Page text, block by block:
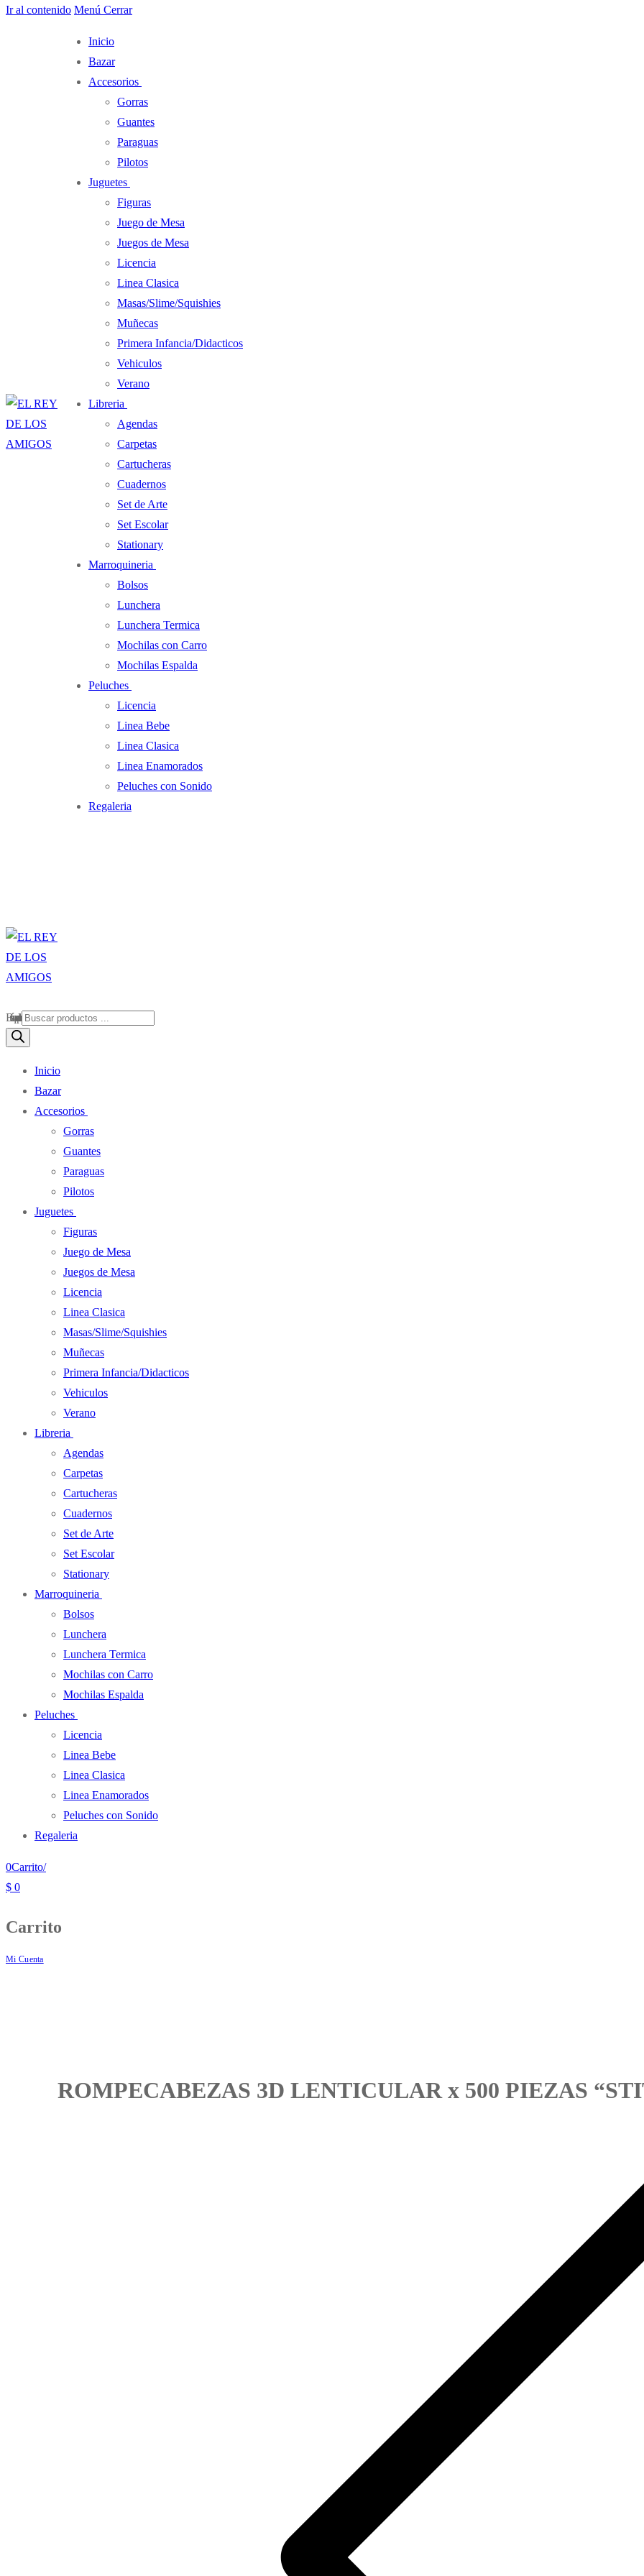
Ir al contenido Menú Cerrar
Inicio
Bazar
Accesorios
Gorras
Guantes
Paraguas
Pilotos
Juguetes
Figuras
Juego de Mesa
Juegos de Mesa
Licencia
Linea Clasica
Masas/Slime/Squishies
Muñecas
Primera Infancia/Didacticos
Vehiculos
Verano
Libreria
Agendas
Carpetas
Cartucheras
Cuadernos
Set de Arte
Set Escolar
Stationary
Marroquineria
Bolsos
Lunchera
Lunchera Termica
Mochilas con Carro
Mochilas Espalda
Peluches
Licencia
Linea Bebe
Linea Clasica
Linea Enamorados
Peluches con Sonido
Regaleria
Búsqueda de productos
Inicio
Bazar
Accesorios
Gorras
Guantes
Paraguas
Pilotos
Juguetes
Figuras
Juego de Mesa
Juegos de Mesa
Licencia
Linea Clasica
Masas/Slime/Squishies
Muñecas
Primera Infancia/Didacticos
Vehiculos
Verano
Libreria
Agendas
Carpetas
Cartucheras
Cuadernos
Set de Arte
Set Escolar
Stationary
Marroquineria
Bolsos
Lunchera
Lunchera Termica
Mochilas con Carro
Mochilas Espalda
Peluches
Licencia
Linea Bebe
Linea Clasica
Linea Enamorados
Peluches con Sonido
Regaleria
0Carrito/
$ 0
Carrito
Mi Cuenta
ROMPECABEZAS 3D LENTICULAR x 500 PIEZAS